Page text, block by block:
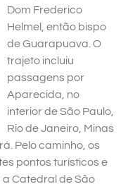
Dom Frederico
Helmel, então bispo
de Guarapuava. O
trajeto incluiu
passagens por
Aparecida, no
interior de São Paulo,
Rio de Janeiro, Minas
Pelo caminho, os
pontos turísticos e
a Catedral de São